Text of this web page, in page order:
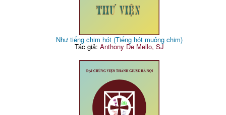
Như tiếng chim hót (Tiếng hót muông chim)
Tác giả: Anthony De Mello, SJ